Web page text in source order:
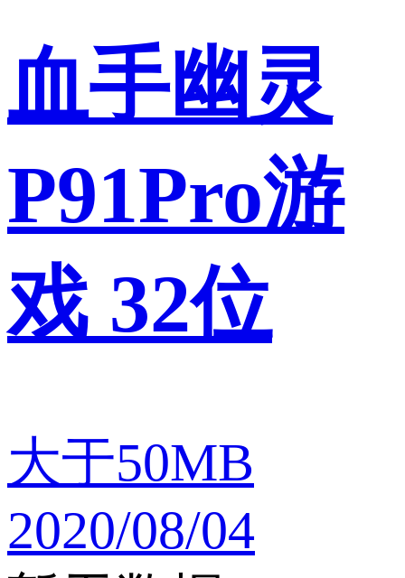
血手幽灵
P91Pro游
戏 32位
大于50MB
2020/08/04